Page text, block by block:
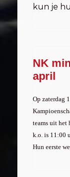
kun je
NK
april
Op zaterdag
teams uit het
k.o. is 11:00
Hun eerste